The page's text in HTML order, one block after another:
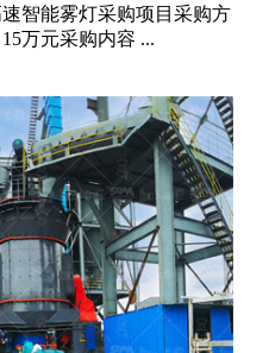
智能雾灯采购项目采购方
万元采购内容 ...